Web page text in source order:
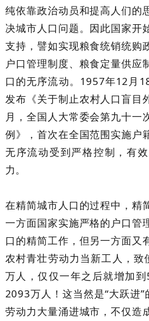
纯依靠政治动员和提高人们的
决城市人口问题。因此国家开
支持，譬如实现粮食统销统购
户口管理制度、粮食定量供应
口的无序流动。1957年12月
发布《关于制止农村人口盲目
月，全国人大常委会第九十一
例》，首次在全国范围实施户
无序流动受到严格控制，有
力。
在精简城市人口的过程中，精
一方面国家实施严格的户口管
口的精简工作，但另一方面又
农村青壮劳动力当新工人，致
万人，仅仅一年之后就增加
2093万人！这当然是“大跃进”
劳动力大量涌进城市，不仅造